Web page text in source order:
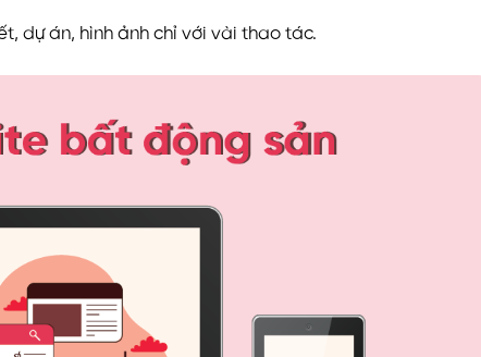
dự án, hình ảnh chỉ với vài thao tác.